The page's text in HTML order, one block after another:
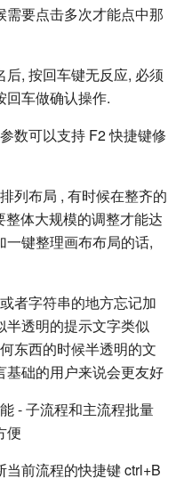
要点击多次才能点中那
, 按回车键无反应, 必须
回车做确认操作.
数可以支持 F2 快捷键修
列布局 , 有时候在整齐的
体大规模的调整才能达
键整理画布布局的话,
者字符串的地方忘记加
半透明的提示文字类似
东西的时候半透明的文
基础的用户来说会更友好
- 子流程和主流程批量
便
前流程的快捷键 ctrl+B